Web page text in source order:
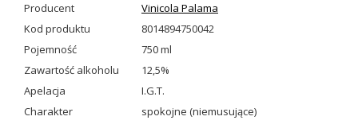
Producent
Vinicola Palama
Kod produktu
8014894750042
Pojemność
750 ml
Zawartość alkoholu
12,5%
Apelacja
I.G.T.
Charakter
spokojne (niemusujące)